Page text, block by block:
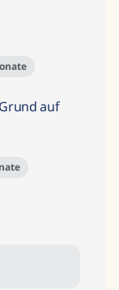
auf